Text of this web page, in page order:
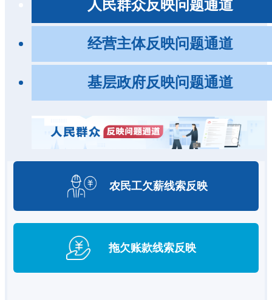
人民群众反映问题通道
经营主体反映问题通道
基层政府反映问题通道
农民工欠薪线索反映
拖欠账款线索反映